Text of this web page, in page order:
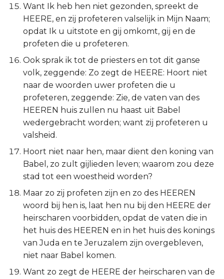
Want Ik heb hen niet gezonden, spreekt de
HEERE, en zij profeteren valselijk in Mijn Naam;
opdat Ik u uitstote en gij omkomt, gij en de
profeten die u profeteren.
Ook sprak ik tot de priesters en tot dit ganse
volk, zeggende: Zo zegt de HEERE: Hoort niet
naar de woorden uwer profeten die u
profeteren, zeggende: Zie, de vaten van des
HEEREN huis zullen nu haast uit Babel
wedergebracht worden; want zij profeteren u
valsheid.
Hoort niet naar hen, maar dient den koning van
Babel, zo zult gijlieden leven; waarom zou deze
stad tot een woestheid worden?
Maar zo zij profeten zijn en zo des HEEREN
woord bij hen is, laat hen nu bij den HEERE der
heirscharen voorbidden, opdat de vaten die in
het huis des HEEREN en in het huis des konings
van Juda en te Jeruzalem zijn overgebleven,
niet naar Babel komen.
Want zo zegt de HEERE der heirscharen van de